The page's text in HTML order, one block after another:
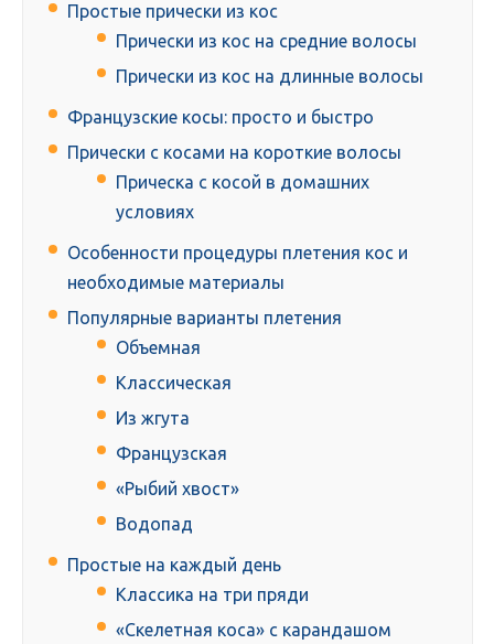
Простые прически из кос
Прически из кос на средние волосы
Прически из кос на длинные волосы
Французские косы: просто и быстро
Прически с косами на короткие волосы
Прическа с косой в домашних
условиях
Особенности процедуры плетения кос и
необходимые материалы
Популярные варианты плетения
Объемная
Классическая
Из жгута
Французская
«Рыбий хвост»
Водопад
Простые на каждый день
Классика на три пряди
«Скелетная коса» с карандашом